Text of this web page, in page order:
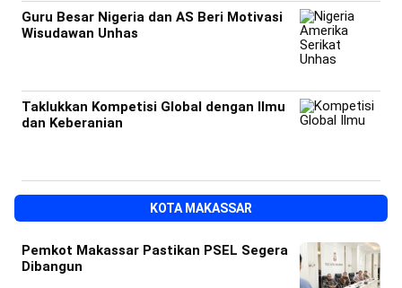
Guru Besar Nigeria dan AS Beri Motivasi
Wisudawan Unhas
Taklukkan Kompetisi Global dengan Ilmu
dan Keberanian
KOTA MAKASSAR
Pemkot Makassar Pastikan PSEL Segera
Dibangun